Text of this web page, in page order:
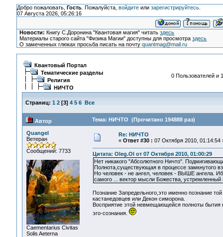
Добро пожаловать, Гость. Пожалуйста, войдитеили зарегистрируйтесь.
07 Августа 2026, 05:26:16
Новости: Книгу С.Доронина "Квантовая магия" читатьздесь
Материалы старого сайта "Физика Магии" доступны для просмотраздесь
О замеченных глюках просьба писать на почтуquantmag@mail.ru
Квантовый Портал
Тематические разделы
Религия
НИЧТО
0 Пользователей и
Страниц: 1 2[3] 4 5 6 Все
Автор Тема: НИЧТО (Прочитано 194888 раз)
Quangel
Ветеран
Сообщений: 7733
Сaementarius Civitas
Solis Aeterna
Re: НИЧТО
« Ответ #30 : 07 Октября 2010, 01:14:54
Цитата: Oleg.Ol от 07 Октября 2010, 01:00:29
Нет никакого "Абсолютного Ничто".
Полнота,существующая в процессе замкнутого
Но человек - не ангел, человек - ВЫШЕ ангела.
самого ... вектор мысли Божества, устремленный
Познание Запредельного,это именно познание
кастанедовцев или Декон симорона.
Восприятие этой невмещающейся полноты бытия
эго-сознания.